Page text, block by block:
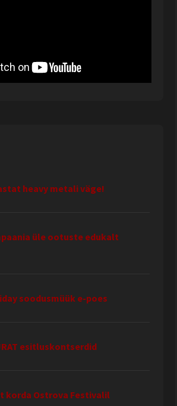
heavy metali väge!
üle ootuste edukalt
soodusmüük e-poes
esitluskontserdid
korda Ostrova Festivalil